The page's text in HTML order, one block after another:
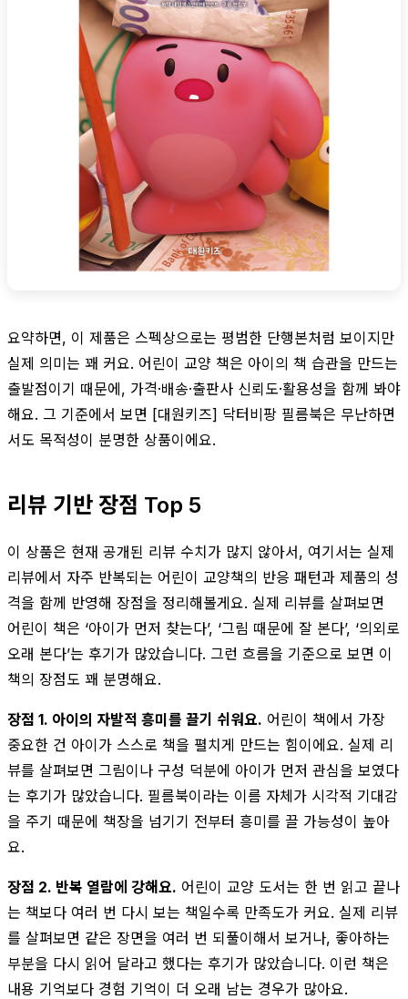
요약하면, 이 제품은 스펙상으로는 평범한 단행본처럼 보이지만
실제 의미는 꽤 커요. 어린이 교양 책은 아이의 책 습관을 만드는
출발점이기 때문에, 가격·배송·출판사 신뢰도·활용성을 함께 봐야
해요. 그 기준에서 보면 [대원키즈] 닥터비팡 필름북은 무난하면
서도 목적성이 분명한 상품이에요.
리뷰 기반 장점 Top 5
이 상품은 현재 공개된 리뷰 수치가 많지 않아서, 여기서는 실제
리뷰에서 자주 반복되는 어린이 교양책의 반응 패턴과 제품의 성
격을 함께 반영해 장점을 정리해볼게요. 실제 리뷰를 살펴보면
어린이 책은 ‘아이가 먼저 찾는다’, ‘그림 때문에 잘 본다’, ‘의외로
오래 본다’는 후기가 많았습니다. 그런 흐름을 기준으로 보면 이
책의 장점도 꽤 분명해요.
장점 1. 아이의 자발적 흥미를 끌기 쉬워요. 어린이 책에서 가장
중요한 건 아이가 스스로 책을 펼치게 만드는 힘이에요. 실제 리
뷰를 살펴보면 그림이나 구성 덕분에 아이가 먼저 관심을 보였다
는 후기가 많았습니다. 필름북이라는 이름 자체가 시각적 기대감
을 주기 때문에 책장을 넘기기 전부터 흥미를 끌 가능성이 높아
요.
장점 2. 반복 열람에 강해요. 어린이 교양 도서는 한 번 읽고 끝나
는 책보다 여러 번 다시 보는 책일수록 만족도가 커요. 실제 리뷰
를 살펴보면 같은 장면을 여러 번 되풀이해서 보거나, 좋아하는
부분을 다시 읽어 달라고 했다는 후기가 많았습니다. 이런 책은
내용 기억보다 경험 기억이 더 오래 남는 경우가 많아요.